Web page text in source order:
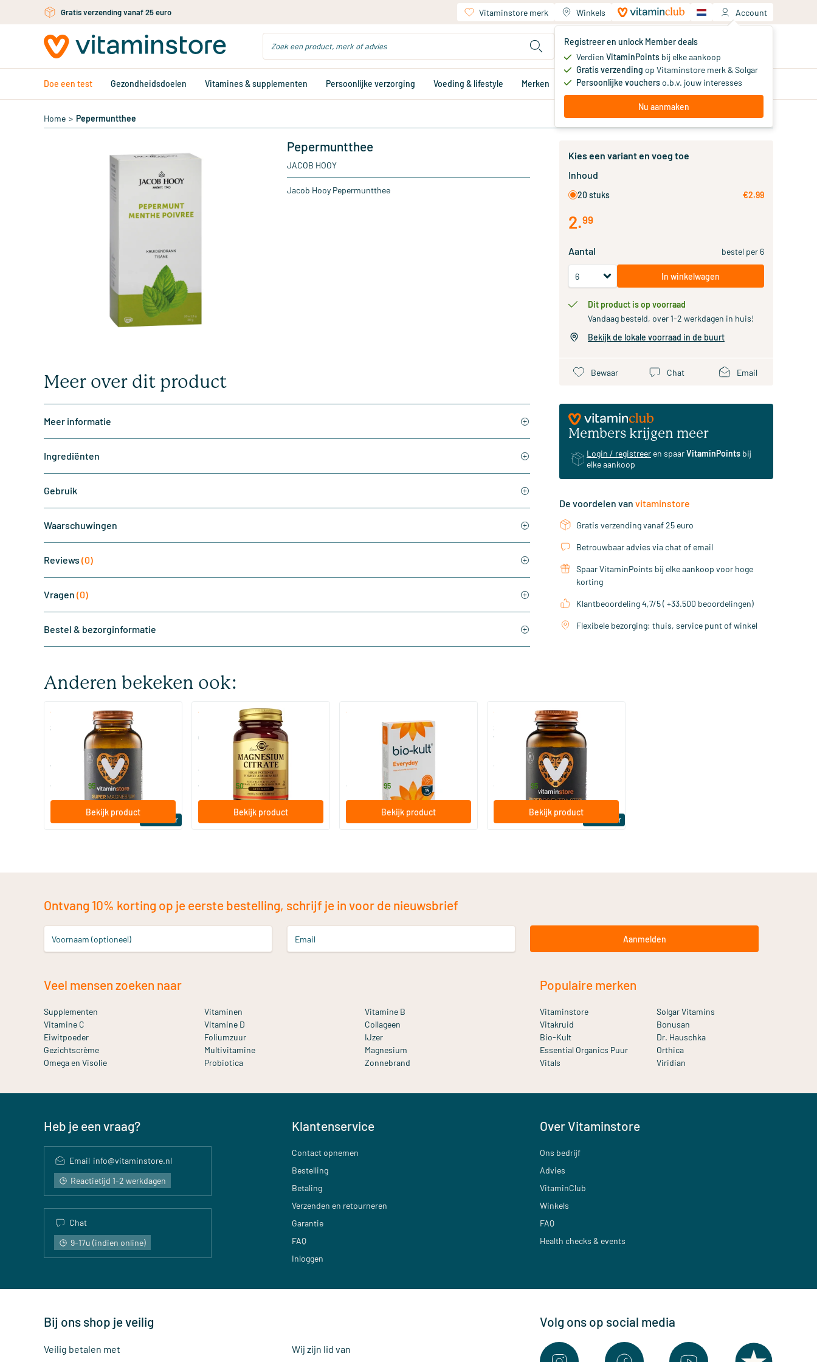
Ga naar de hoofdinhoudGratis verzending vanaf 25 euro Vitaminstore merk Winkels Account
Registreer en unlock Member deals
Verdien VitaminPoints bij elke aankoop
Gratis verzending op Vitaminstore merk & Solgar
Persoonlijke voucherso.b.v. jouw interesses
Nu aanmaken
Jouw winkelwagen
Je hebt nog geen producten
Doe een test Gezondheidsdoelen Vitamines & supplementen Persoonlijke verzorging Voeding & lifestyle Merken Aanbiedingen Memberdeals
Home > Pepermuntthee
Pepermuntthee
JACOB HOOY
Jacob Hooy Pepermuntthee
Meer over dit product
Meer informatie
Ingrediënten
Gebruik
Waarschuwingen
Reviews (0)
Vragen (0)
Bestel & bezorginformatie
Kies een variant en voeg toe
Inhoud
20 stuks €2.99
2.99
Aantal bestel per 6
In winkelwagen
Dit product is op voorraad
Vandaag besteld, over 1-2 werkdagen in huis!
Bekijk de lokale voorraad in de buurt
Bewaar Chat Email
Members krijgen meer
Login / registreer en spaarVitaminPoints bij
elke aankoop
De voordelen van vitaminstore
Gratis verzending vanaf 25 euro
Betrouwbaar advies via chat of email
Spaar VitaminPoints bij elke aankoop voor hoge
korting
Klantbeoordeling 4,7/5 ( +33.500 beoordelingen)
Flexibele bezorging: thuis, service punt of winkel
Anderen bekeken ook:
Bestseller
(510)
Super Magnesium
60/​120 tabletten
Vitaminstore
vanaf 95
Bekijk product
(287)
Magnesium Citrate (Magnesium
Citraat)
60/​120 tabletten
Solgar Vitamins
vanaf 50
Bekijk product
Bio-Kult Probiotica
30/​60/​120 capsules
vanaf .95
Bekijk product
Bestseller
(158)
Super D3 Extra Sterk 75 mcg
vitamine D
60/​120 softgels
Vitaminstore
vanaf 95
Bekijk product
Ontvang 10% korting op je eerste bestelling, schrijf je in voor de nieuwsbrief
Voornaam (optioneel) Email Aanmelden
Veel mensen zoeken naar
Supplementen Vitaminen
Vitamine B
Vitamine C
Vitamine D
Collageen
Eiwitpoeder
Foliumzuur
IJzer
Gezichtscrème
Multivitamine
Magnesium
Omega en Visolie
Probiotica Zonnebrand
Populaire merken
Vitaminstore
Solgar Vitamins
Vitakruid
Bonusan
Bio-Kult
Dr. Hauschka
Essential Organics Puur
Orthica
Vitals
Viridian
Heb je een vraag?
Email info@vitaminstore.nl
Reactietijd 1-2 werkdagen
Chat
9-17u (indien online)
Klantenservice
Contact opnemen
Bestelling
Betaling
Verzenden en retourneren
Garantie
FAQ
Inloggen
Over Vitaminstore
Ons bedrijf
Advies
VitaminClub
Winkels
FAQ
Health checks & events
Bij ons shop je veilig
Veilig betalen met Wij zijn lid van
Volg ons op social media